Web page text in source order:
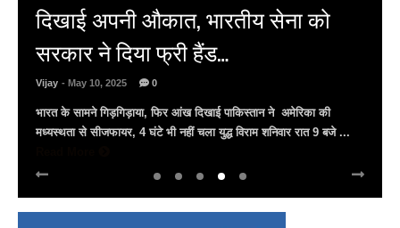
अल्बर्ट हॉल पर राजस्थान दिवस समारोह,
राजस्थानी लोक कलाकारों ने बांधा समां…
Vijay - March 30, 2025
अल्बर्ट हॉल पर राज्यस्तरीय सांस्कृतिक संध्या का भव्य आयोजन, उमड़ा जन
सैलाब राज्यपाल हरिभाऊ किसनराव बागडे़, मुख्यमंत्री भजनलाल शर्मा और उप